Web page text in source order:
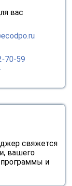
вас
70-59
свяжется
вашего
программы и